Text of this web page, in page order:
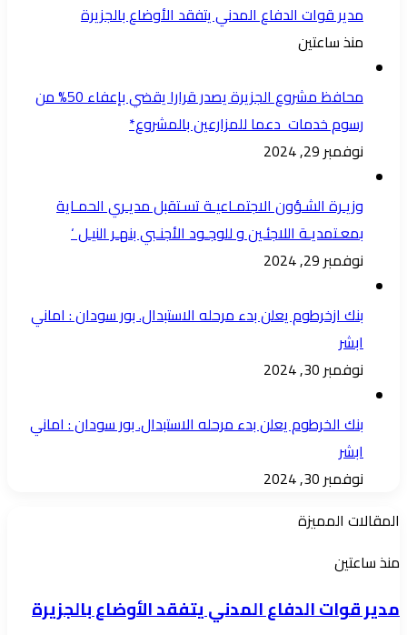
مدير قوات الدفاع المدني يتفقد الأوضاع بالجزيرة
منذ ساعتين
محافظ مشروع الجزيرة يصدر قرارا يقضي بإعفاء 50% من
رسوم خدمات دعما للمزارعين بالمشروع*
نوفمبر 29, 2024
وزيـرة الشـؤون الاجتمـاعيـة تسـتقبل مديـري الحمـاية
بمعـتمديـة اللاجئـين و للوجـود الأجنـبي بنهـر النيـل ‘
نوفمبر 29, 2024
بنك ازخرطوم يعلن بدء مرحله الاستبدال. بور سودان : اماني
ابشر
نوفمبر 30, 2024
بنك الخرطوم يعلن بدء مرحله الاستبدال. بور سودان : اماني
ابشر
نوفمبر 30, 2024
المقالات المميزة
مدير
الدفاع
منذ ساعتين
مدير قوات الدفاع المدني يتفقد الأوضاع بالجزيرة